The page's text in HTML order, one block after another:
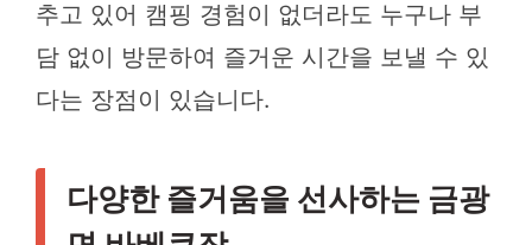
추고 있어 캠핑 경험이 없더라도 누구나 부
담 없이 방문하여 즐거운 시간을 보낼 수 있
다는 장점이 있습니다.
다양한 즐거움을 선사하는 금광